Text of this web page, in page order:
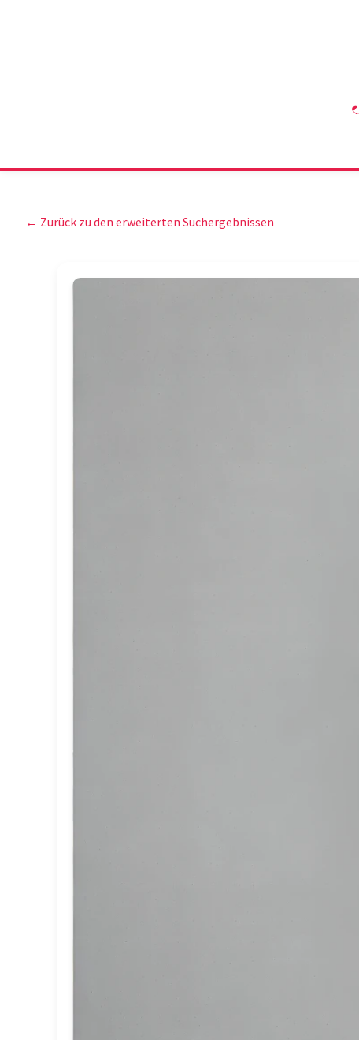
← Zurück zu den erweiterten Suchergebnissen